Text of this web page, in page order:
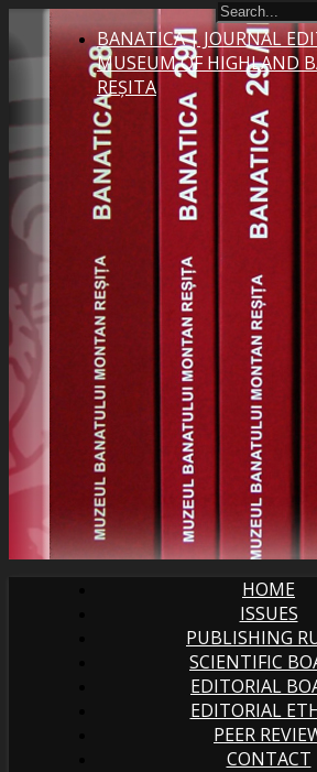
BANATICA | JOURNAL
MUSEUM OF HIGHLAND
REȘITA
HOME
ISSUES
PUBLISHING
SCIENTIFIC
EDITORIAL
EDITORIAL
PEER
CONTACT